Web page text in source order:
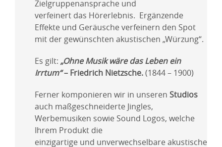
Zielgruppenansprache und
verfeinert das Hörerlebnis. Ergänzende
Effekte und Geräusche verfeinern den Spot
mit der gewünschten akustischen „Würzung“.
Es gilt: „Ohne Musik wäre das Leben ein
Irrtum“– Friedrich Nietzsche.(1844 – 1900)
Ferner komponieren wir in unseren Studios
auch maßgeschneiderte Jingles,
Werbemusiken sowie Sound Logos, welche
Ihrem Produkt die
einzigartige und unverwechselbare akustische